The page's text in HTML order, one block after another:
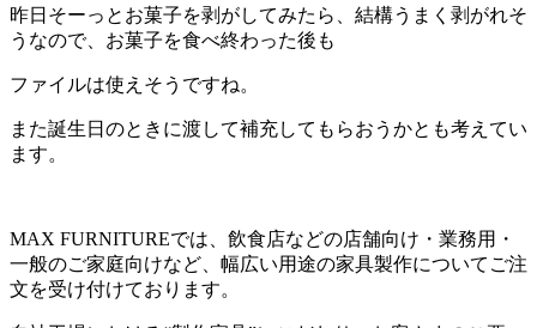
昨日そーっとお菓子を剥がしてみたら、結構うまく剥がれそ
うなので、お菓子を食べ終わった後も
ファイルは使えそうですね。
また誕生日のときに渡して補充してもらおうかとも考えてい
ます。
MAX FURNITUREでは、飲食店などの店舗向け・業務用・
一般のご家庭向けなど、幅広い用途の家具製作についてご注
文を受け付けております。